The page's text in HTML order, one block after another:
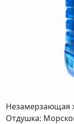
Незамерзающая
Отдушка: